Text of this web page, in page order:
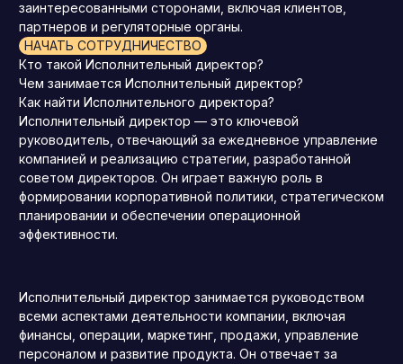
заинтересованными сторонами, включая клиентов,
партнеров и регуляторные органы.
НАЧАТЬ СОТРУДНИЧЕСТВО
Кто такой Исполнительный директор?
Чем занимается Исполнительный директор?
Как найти Исполнительного директора?
Исполнительный директор — это ключевой
руководитель, отвечающий за ежедневное управление
компанией и реализацию стратегии, разработанной
советом директоров. Он играет важную роль в
формировании корпоративной политики, стратегическом
планировании и обеспечении операционной
эффективности.
Исполнительный директор занимается руководством
всеми аспектами деятельности компании, включая
финансы, операции, маркетинг, продажи, управление
персоналом и развитие продукта. Он отвечает за